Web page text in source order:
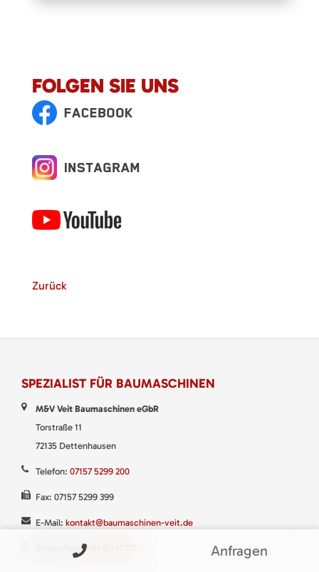
FOLGEN SIE UNS
Zurück
SPEZIALIST FÜR BAUMASCHINEN
M&V Veit Baumaschinen eGbR
Torstraße 11
72135 Dettenhausen
Telefon: 07157 5299 200
Fax: 07157 5299 399
E-Mail: kontakt@baumaschinen-veit.de
WhatsApp:0151 61147777 Anfragen